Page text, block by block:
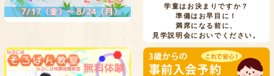
学童はお決まりですか？
準備はお早目に！
満席になる前に、
見学説明会においでください。